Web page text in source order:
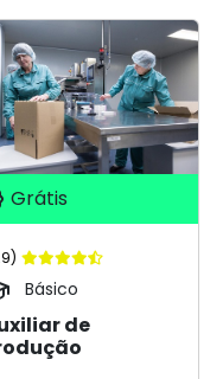
Grátis
Básico
de